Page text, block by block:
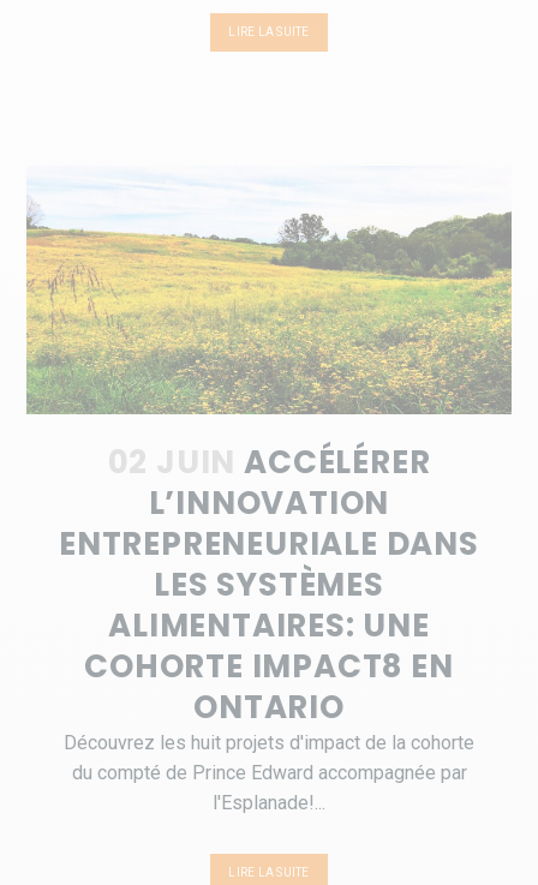
LIRE LA SUITE
02 JUIN ACCÉLÉRER
L’INNOVATION
ENTREPRENEURIALE DANS
LES SYSTÈMES
ALIMENTAIRES: UNE
COHORTE IMPACT8 EN
ONTARIO
Découvrez les huit projets d'impact de la cohorte
du compté de Prince Edward accompagnée par
l'Esplanade!...
LIRE LA SUITE